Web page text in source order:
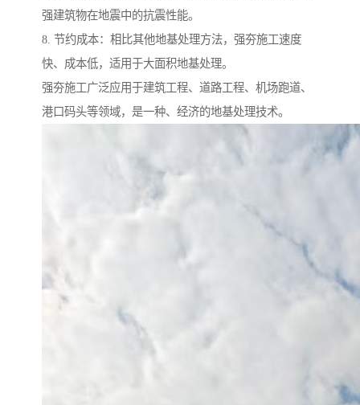
强建筑物在地震中的抗震性能。
8. 节约成本：相比其他地基处理方法，强夯施工速度
快、成本低，适用于大面积地基处理。
强夯施工广泛应用于建筑工程、道路工程、机场跑道、
港口码头等领域，是一种、经济的地基处理技术。